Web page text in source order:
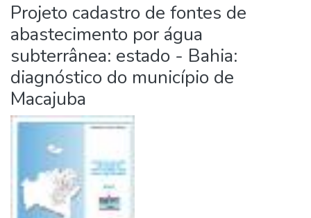
Projeto cadastro de fontes de
abastecimento por água
subterrânea: estado - Bahia:
diagnóstico do município de
Macajuba